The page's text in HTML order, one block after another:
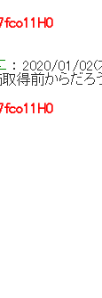
：2020/01/02(
得前からだろ